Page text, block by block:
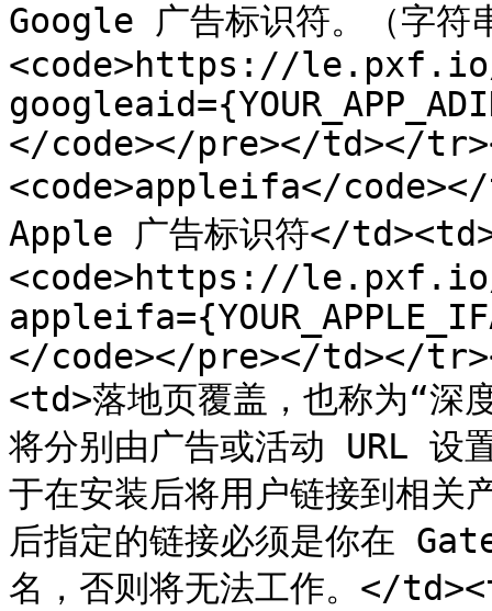
Google 广告标识符。（字
<code>https://le.pxf.io/
</code></pre></td></
<code>appleifa</code></
Apple 广告标识符</
<code>https://le.pxf.io/
</code></pre></td></
<td>落地页覆盖，也称为“深
将分别由广告或活动 URL 设
于在安装后将用户链接到相
后指定的链接必须是你在
名，否则将无法工作。</